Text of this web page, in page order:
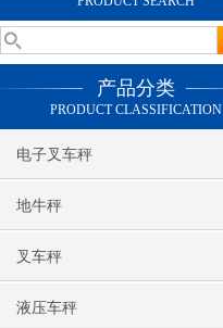
产品分类
PRODUCT CLASSIFICATION
电子叉车秤
地牛秤
叉车秤
液压车秤